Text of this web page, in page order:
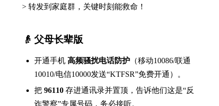
> 转发到家庭群，关键时刻能救命！
👴 父母长辈版
开通手机 高频骚扰电话防护 （移动10086/联通
10010/电信10000发送“KTFSR”免费开通）。
把 96110 存进通讯录并置顶，告诉他们这是“反
诈警察”专属号码，务必接听。